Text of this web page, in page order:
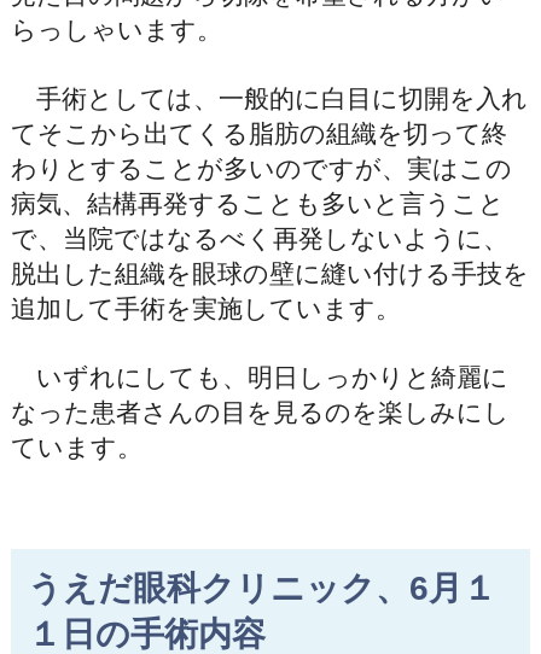
らっしゃいます。
手術としては、一般的に白目に切開を入れ
てそこから出てくる脂肪の組織を切って終
わりとすることが多いのですが、実はこの
病気、結構再発することも多いと言うこと
で、当院ではなるべく再発しないように、
脱出した組織を眼球の壁に縫い付ける手技を
追加して手術を実施しています。
いずれにしても、明日しっかりと綺麗に
なった患者さんの目を見るのを楽しみにし
ています。
うえだ眼科クリニック、6月１
１日の手術内容